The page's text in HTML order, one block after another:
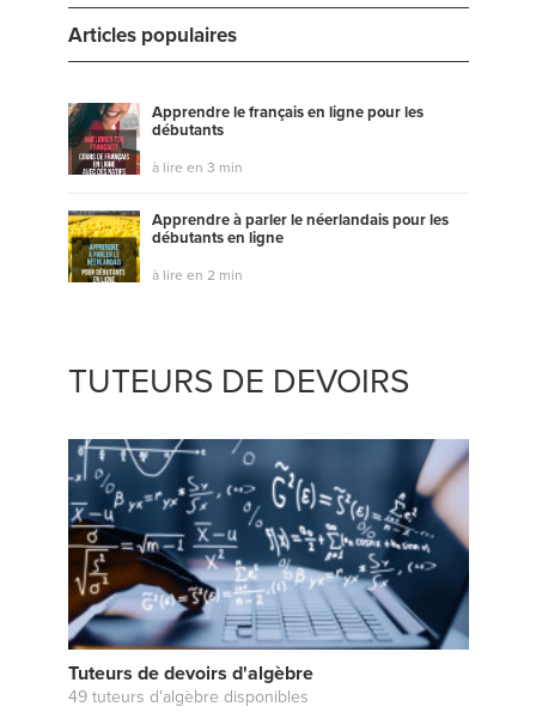
Articles populaires
Apprendre le français en ligne pour les
débutants
à lire en 3 min
Apprendre à parler le néerlandais pour les
débutants en ligne
à lire en 2 min
TUTEURS DE DEVOIRS
Tuteurs de devoirs d'algèbre
49 tuteurs d'algèbre disponibles